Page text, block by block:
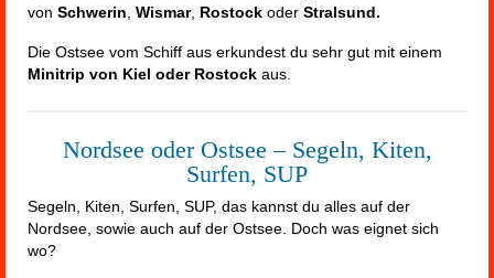
von Schwerin Wismar, Rostock oder Stralsund.
Die Ostsee vom Schiff aus erkundest du sehr gut mit einem
Minitrip von Kiel oder Rostock aus
Nordsee oder Ostsee – Segeln, Kiten,
Surfen, SUP
Segeln, Kiten, Surfen, SUP, das kannst du alles auf der
Nordsee, sowie auch auf der Ostsee. Doch was eignet sich
wo?